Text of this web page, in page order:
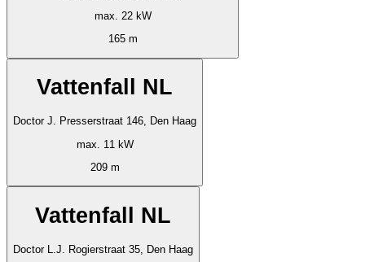
max. 22 kW
165 m
Vattenfall NL
Doctor J. Presserstraat 146, Den Haag
max. 11 kW
209 m
Vattenfall NL
Doctor L.J. Rogierstraat 35, Den Haag